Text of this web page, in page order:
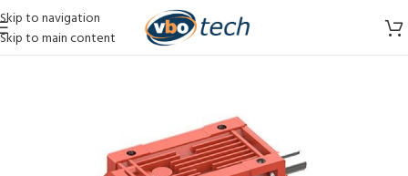
Skip to navigation
Skip to main content